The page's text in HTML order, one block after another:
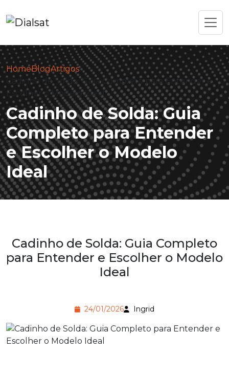
HomeBlogArtigos
Cadinho de Solda: Guia Completo para Entender e
Escolher o Modelo Ideal
Cadinho de Solda: Guia
Completo para Entender
e Escolher o Modelo
Ideal
Cadinho de Solda: Guia Completo
para Entender e Escolher o Modelo
Ideal
24/01/2026 Ingrid